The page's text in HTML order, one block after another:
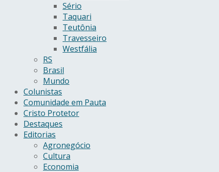
Sério
Taquari
Teutônia
Travesseiro
Westfália
RS
Brasil
Mundo
Colunistas
Comunidade em Pauta
Cristo Protetor
Destaques
Editorias
Agronegócio
Cultura
Economia